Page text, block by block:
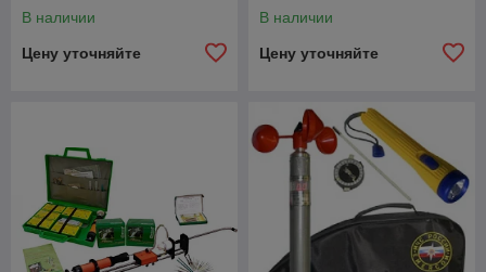
В наличии
Цену уточняйте
В наличии
Цену уточняйте